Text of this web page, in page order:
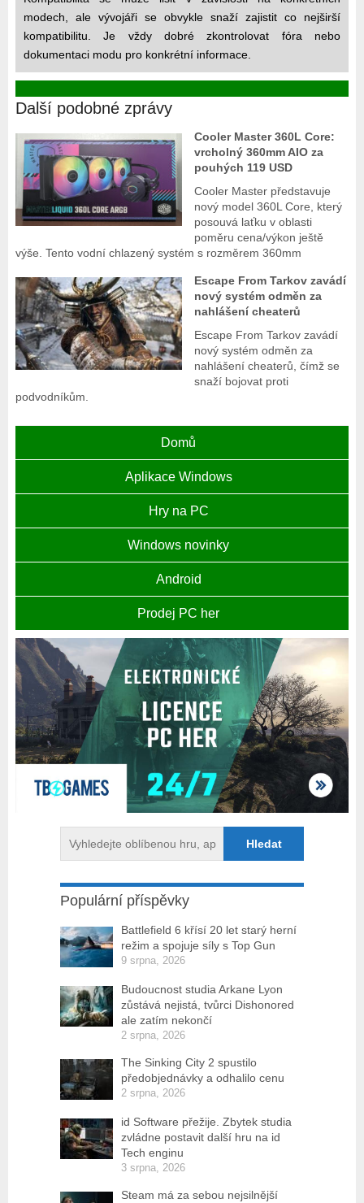
modech, ale vývojáři se obvykle snaží zajistit co nejširší
kompatibilitu. Je vždy dobré zkontrolovat fóra nebo
dokumentaci modu pro konkrétní informace.
Další podobné zprávy
Cooler Master 360L Core:
vrcholný 360mm AIO za
pouhých 119 USD
Cooler Master představuje
nový model 360L Core, který
posouvá laťku v oblasti
poměru cena/výkon ještě
výše. Tento vodní chlazený systém s rozměrem 360mm
Escape From Tarkov zavádí
nový systém odměn za
nahlášení cheaterů
Escape From Tarkov zavádí
nový systém odměn za
nahlášení cheaterů, čímž se
snaží bojovat proti
podvodníkům.
Domů
Aplikace Windows
Hry na PC
Windows novinky
Android
Prodej PC her
Populární příspěvky
Battlefield 6 křísí 20 let starý herní
režim a spojuje síly s Top Gun
9 srpna, 2026
Budoucnost studia Arkane Lyon
zůstává nejistá, tvůrci Dishonored
ale zatím nekončí
2 srpna, 2026
The Sinking City 2 spustilo
předobjednávky a odhalilo cenu
2 srpna, 2026
id Software přežije. Zbytek studia
zvládne postavit další hru na id
Tech enginu
3 srpna, 2026
Steam má za sebou nejsilnější